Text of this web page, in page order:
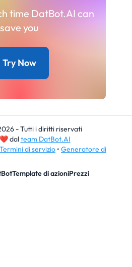
time DatBot.AI can
save you
Try Now
- Tutti i diritti riservati
❤dalteam DatBot.AI
Termini di servizio • Generatore di
Template di azioniPrezzi